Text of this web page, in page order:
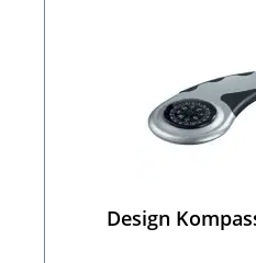
Design